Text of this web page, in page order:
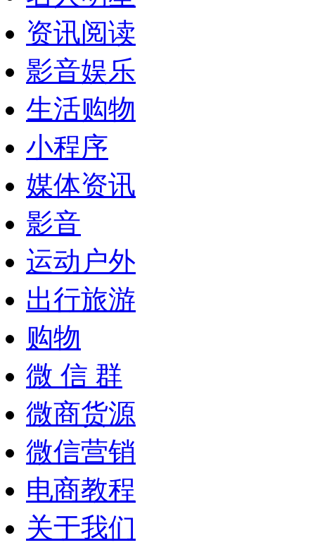
资讯阅读
影音娱乐
生活购物
小程序
媒体资讯
影音
运动户外
出行旅游
购物
微 信 群
微商货源
微信营销
电商教程
关于我们